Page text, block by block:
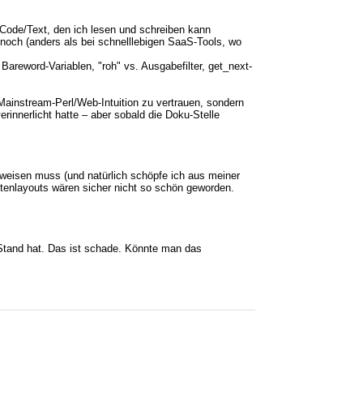
Text, den ich lesen und schreiben kann
(anders als bei schnelllebigen SaaS-Tools, wo
Variablen, "roh" vs. Ausgabefilter, get_next-
Perl/Web-Intuition zu vertrauen, sondern
hatte – aber sobald die Doku-Stelle
muss (und natürlich schöpfe ich aus meiner
wären sicher nicht so schön geworden.
hat. Das ist schade. Könnte man das